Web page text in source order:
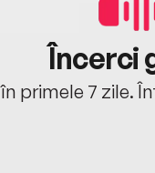
Încerci
în primele 7 zile.